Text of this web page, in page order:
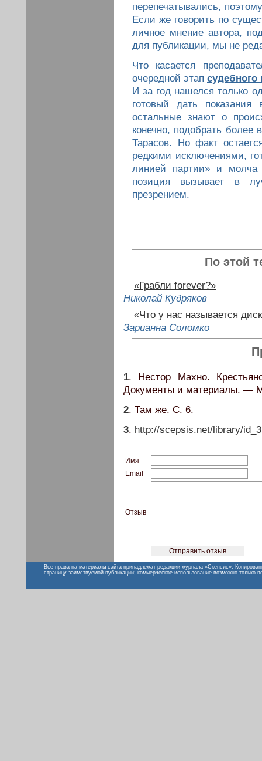
перепечатывались,
Если же говорить по
личное мнение автора,
для публикации, мы не
Что касается
очередной этап
И за год нашелся только
готовый дать
остальные знают о
конечно, подобрать
Тарасов. Но факт
редкими исключениями,
линией партии» и молча
позиция вызывает в
презрением.
По этой
«Грабли forever?»
Николай Кудряков
«Что у нас называется
Зарианна Соломко
1. Нестор Махно.
Документы и материалы.
2. Там же. С. 6.
3. http://scepsis.net/library/
Имя
Email
Отзыв
Все права на материалы сайта принадлежат редакции журнала «Скепсис».
страницу заимствуемой публикации; коммерческое использование возможно только